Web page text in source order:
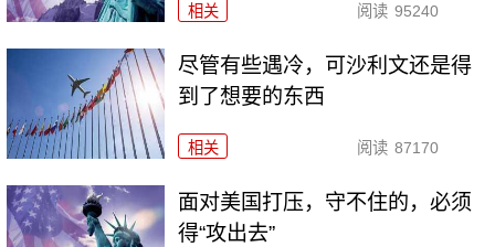
相关 阅读 95240
尽管有些遇冷，可沙利文还是得
到了想要的东西
相关 阅读 87170
面对美国打压，守不住的，必须
得“攻出去”